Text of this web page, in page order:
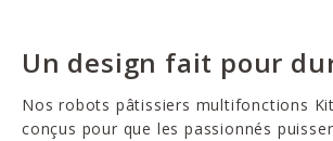
Un design fait pour
Nos robots pâtissiers multifonctions
conçus pour que les passionnés